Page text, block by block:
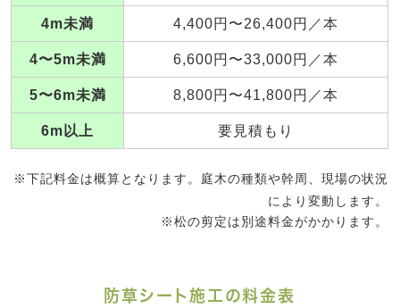
4m未満 4,400円〜26,400円／本
4〜5m未満 6,600円〜33,000円／本
5〜6m未満 8,800円〜41,800円／本
6m以上 要見積もり
※下記料金は概算となります。庭木の種類や幹周、現場の状況
により変動します。
※松の剪定は別途料金がかかります。
防草シート施工の料金表